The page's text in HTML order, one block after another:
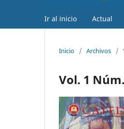
Ir al inicio Actual
Inicio / Archivos /
Vol. 1